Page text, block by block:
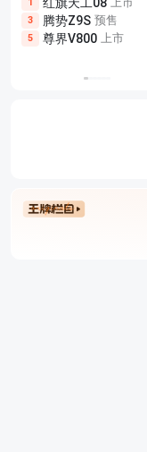
3 腾势Z9S 预售
5 尊界V800 上市